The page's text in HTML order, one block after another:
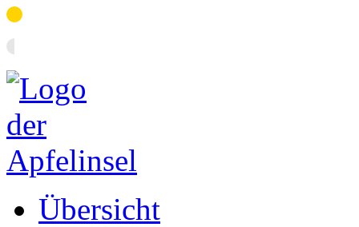
Übersicht